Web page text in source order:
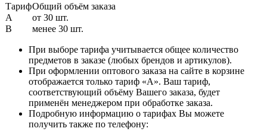
ТарифОбщий объём заказа
A
от 30 шт.
B
менее 30 шт.
При выборе тарифа учитывается общее количество
предметов в заказе (любых брендов и артикулов).
При оформлении оптового заказа на сайте в корзине
отображается только тариф «А». Ваш тариф,
соответствующий объёму Вашего заказа, будет
применён менеджером при обработке заказа.
Подробную информацию о тарифах Вы можете
получить также по телефону: